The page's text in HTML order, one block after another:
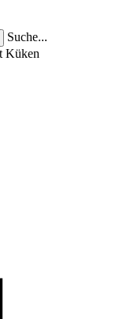
Suche...
Küken